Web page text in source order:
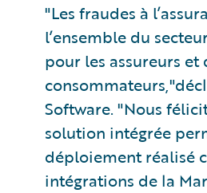
"Les fraudes à
l’ensemble du
pour les assureurs
Software. "Nous
solution intégrée
déploiement réalisé
intégrations de la